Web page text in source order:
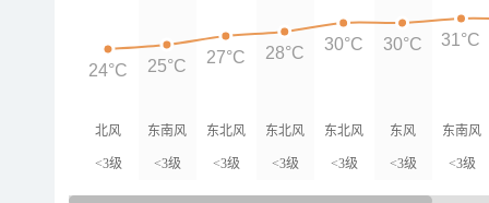
北风
<3级
东南风
<3级
东北风
<3级
东北风
<3级
东北风
<3级
东风
<3级
东南风
<3级
24°C 25°C 27°C 28°C 30°C 30°C 31°C